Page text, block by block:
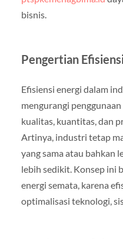
bisnis.
Pengertian
Efisiensi energi dalam
mengurangi
kualitas, kuantitas, dan
Artinya, industri tetap
yang sama atau bahkan
lebih sedikit. Konsep ini
energi semata, karena
optimalisasi teknologi,